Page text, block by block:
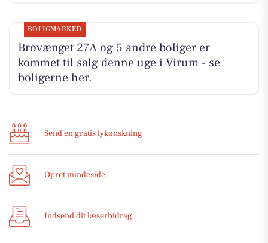
BOLIGMARKED
Brovænget 27A og 5 andre boliger er
kommet til salg denne uge i Virum - se
boligerne her.
Send en gratis lykønskning
Opret mindeside
Indsend dit læserbidrag